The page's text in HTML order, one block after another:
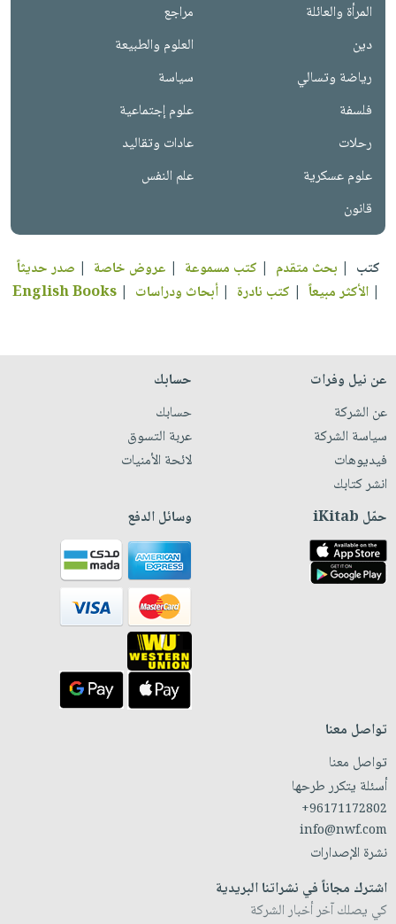
المرأة والعائلة
مراجع
دين
العلوم والطبيعة
رياضة وتسالي
سياسة
فلسفة
علوم إجتماعية
رحلات
عادات وتقاليد
علوم عسكرية
علم النفس
قانون
كتب | بحث متقدم | كتب مسموعة | عروض خاصة | صدر حديثاً
| الأكثر مبيعاً | كتب نادرة | أبحاث ودراسات |
English Books
عن نيل وفرات
عن الشركة
سياسة الشركة
فيديوهات
انشر كتابك
حسابك
حسابك
عربة التسوق
لائحة الأمنيات
حمّل iKitab وسائل الدفع
تواصل معنا
تواصل معنا
أسئلة يتكرر طرحها
+96171172802
info@nwf.com
نشرة الإصدارات
اشترك مجاناً في نشراتنا البريدية
كي يصلك آخر أخبار الشركة